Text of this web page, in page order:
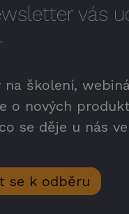
vás
na školení,
o nových
se děje u nás
se k odběru